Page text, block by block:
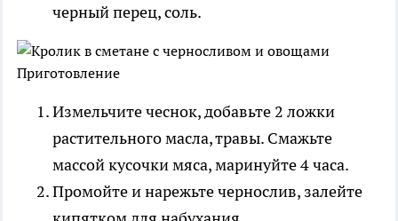
черный перец, соль.
Приготовление
Измельчите чеснок, добавьте 2 ложки
растительного масла, травы. Смажьте
массой кусочки мяса, маринуйте 4 часа.
Промойте и нарежьте чернослив, залейте